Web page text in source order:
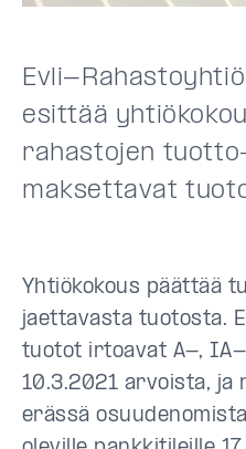
Evli-
esittää
rahastojen
maksettavat
Yhtiökokous päättää
jaettavasta tuotosta.
tuotot irtoavat A-, IA-
10.3.2021 arvoista, ja
erässä